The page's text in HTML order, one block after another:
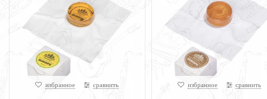
избранное сравнить избранное сравнить